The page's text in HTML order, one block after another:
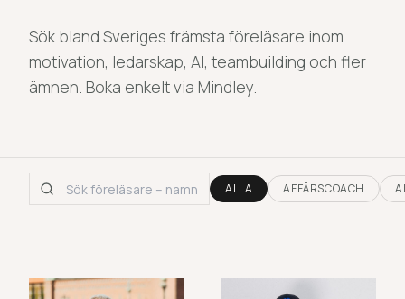
Sök bland Sveriges främsta föreläsare inom
motivation, ledarskap, AI, teambuilding och fler
ämnen. Boka enkelt via Mindley.
ALLA AFFÄRSCOACH